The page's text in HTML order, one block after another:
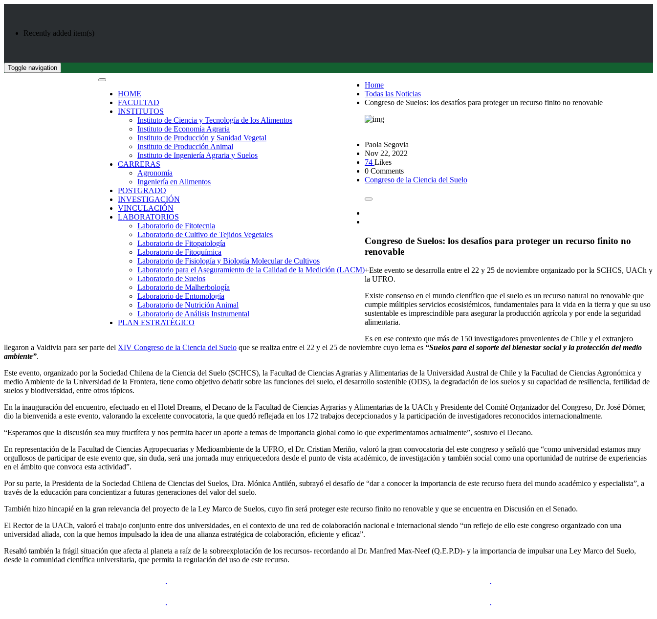
Recently added item(s)
Toggle navigation
HOME
FACULTAD
INSTITUTOS
Instituto de Ciencia y Tecnología de los Alimentos
Instituto de Economía Agraria
Instituto de Producción y Sanidad Vegetal
Instituto de Producción Animal
Instituto de Ingeniería Agraria y Suelos
CARRERAS
Agronomía
Ingeniería en Alimentos
POSTGRADO
INVESTIGACIÓN
VINCULACIÓN
LABORATORIOS
Laboratorio de Fitotecnia
Laboratorio de Cultivo de Tejidos Vegetales
Laboratorio de Fitopatología
Laboratorio de Fitoquímica
Laboratorio de Fisiología y Biología Molecular de Cultivos
Laboratorio para el Aseguramiento de la Calidad de la Medición (LACM)
Laboratorio de Suelos
Laboratorio de Malherbología
Laboratorio de Entomología
Laboratorio de Nutrición Animal
Laboratorio de Análisis Instrumental
PLAN ESTRATÉGICO
Home
Todas las Noticias
Congreso de Suelos: los desafíos para proteger un recurso finito no renovable
Paola Segovia
Nov 22, 2022
74 Likes
0 Comments
Congreso de la Ciencia del Suelo
Congreso de Suelos: los desafíos para proteger un recurso finito no
renovable
+Este evento se desarrolla entre el 22 y 25 de noviembre organizado por la SCHCS, UACh y
la UFRO.
Existe consenso en el mundo científico que el suelo es un recurso natural no renovable que
cumple múltiples servicios ecosistémicos, fundamentales para la vida en la tierra y que su uso
sustentable es imprescindible para asegurar la producción agrícola y por ende la seguridad
alimentaria.
Es en ese contexto que más de 150 investigadores provenientes de Chile y el extranjero
llegaron a Valdivia para ser parte del XIV Congreso de la Ciencia del Suelo que se realiza entre el 22 y el 25 de noviembre cuyo lema es “Suelos para el soporte del bienestar social y la protección del medio
ambiente”.
Este evento, organizado por la Sociedad Chilena de la Ciencia del Suelo (SCHCS), la Facultad de Ciencias Agrarias y Alimentarias de la Universidad Austral de Chile y la Facultad de Ciencias Agronómica y
medio Ambiente de la Universidad de la Frontera, tiene como objetivo debatir sobre las funciones del suelo, el desarrollo sostenible (ODS), la degradación de los suelos y su capacidad de resiliencia, fertilidad de
suelos y biodiversidad, entre otros tópicos.
En la inauguración del encuentro, efectuado en el Hotel Dreams, el Decano de la Facultad de Ciencias Agrarias y Alimentarias de la UACh y Presidente del Comité Organizador del Congreso, Dr. José Dörner,
dio la bienvenida a este evento, valorando la excelente convocatoria, la que quedó reflejada en los 172 trabajos decepcionados y la participación de investigadores reconocidos internacionalmente.
“Esperamos que la discusión sea muy fructífera y nos permita hacer un aporte a temas de importancia global como lo que experimentamos actualmente”, sostuvo el Decano.
En representación de la Facultad de Ciencias Agropecuarias y Medioambiente de la UFRO, el Dr. Cristian Meriño, valoró la gran convocatoria del este congreso y señaló que “como universidad estamos muy
orgullosos de participar de este evento que, sin duda, será una jornada muy enriquecedora desde el punto de vista académico, de investigación y también social como una oportunidad de nutrirse de experiencias
en el ámbito que convoca esta actividad”.
Por su parte, la Presidenta de la Sociedad Chilena de Ciencias del Suelos, Dra. Mónica Antilén, subrayó el desafío de “dar a conocer la importancia de este recurso fuera del mundo académico y especialista”, a
través de la educación para concientizar a futuras generaciones del valor del suelo.
También hizo hincapié en la gran relevancia del proyecto de la Ley Marco de Suelos, cuyo fin será proteger este recurso finito no renovable y que se encuentra en Discusión en el Senado.
El Rector de la UACh, valoró el trabajo conjunto entre dos universidades, en el contexto de una red de colaboración nacional e internacional siendo “un reflejo de ello este congreso organizado con una
universidad aliada, con la que hemos impulsado la idea de una alianza estratégica de colaboración, eficiente y eficaz”.
Resaltó también la frágil situación que afecta al planeta a raíz de la sobreexplotación de los recursos- recordando al Dr. Manfred Max-Neef (Q.E.P.D)- y la importancia de impulsar una Ley Marco del Suelo,
desde la comunidad científica universitaria, que permita la regulación del uso de este recurso.